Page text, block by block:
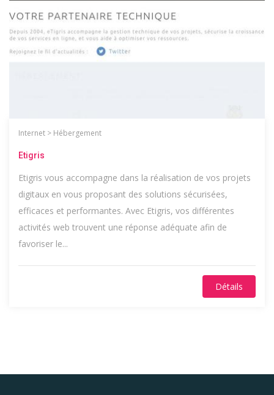
Internet > Hébergement
Etigris
Etigris vous accompagne dans la réalisation de vos projets
digitaux en vous proposant des solutions sécurisées,
efficaces et performantes. Avec Etigris, vos différentes
activités web trouvent une réponse adéquate afin de
favoriser le...
Détails